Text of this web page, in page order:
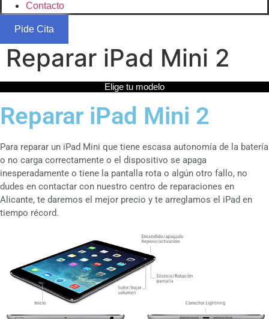
Contacto
Pide Cita
Reparar iPad Mini 2
Elige tu modelo
Reparar iPad Mini 2
Para reparar un iPad Mini que tiene escasa autonomía de la batería
o no carga correctamente o el dispositivo se apaga
inesperadamente o tiene la pantalla rota o algún otro fallo, no
dudes en contactar con nuestro centro de reparaciones en
Alicante, te daremos el mejor precio y te arreglamos el iPad en
tiempo récord.